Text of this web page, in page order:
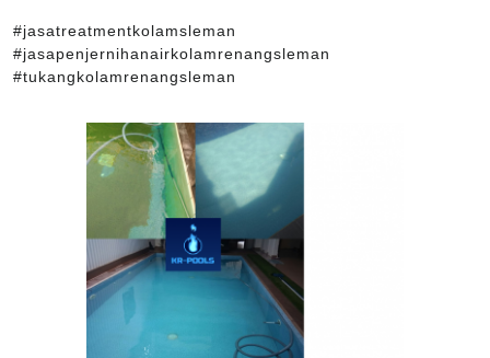
#jasatreatmentkolamsleman
#jasapenjernihanairkolamrenangsleman
#tukangkolamrenangsleman